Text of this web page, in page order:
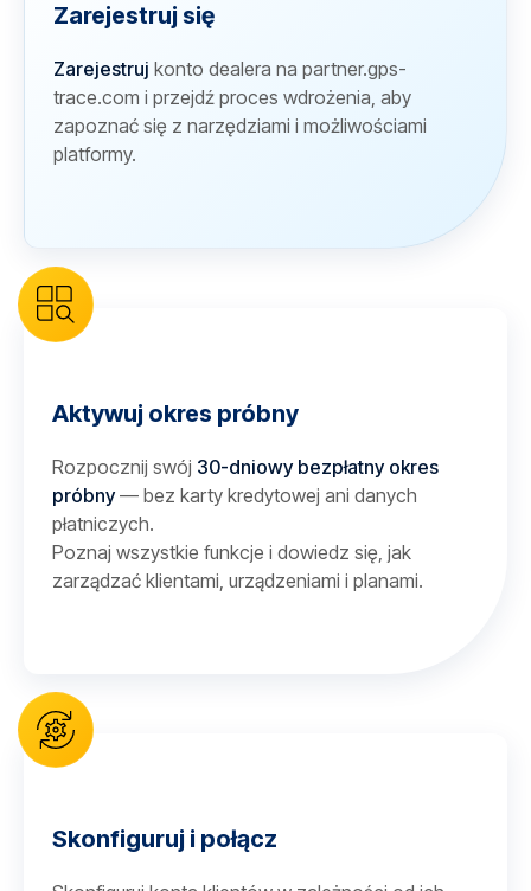
Zarejestruj się
Zarejestruj konto dealera na partner.gps-
trace.com i przejdź proces wdrożenia, aby
zapoznać się z narzędziami i możliwościami
platformy.
Aktywuj okres próbny
Rozpocznij swój 30-dniowy bezpłatny okres
próbny— bez karty kredytowej ani danych
płatniczych.
Poznaj wszystkie funkcje i dowiedz się, jak
zarządzać klientami, urządzeniami i planami.
Skonfiguruj i połącz